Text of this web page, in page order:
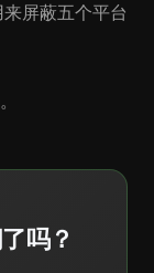
屏蔽五个平台
吗？